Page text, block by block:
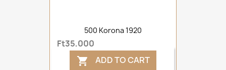
500 Korona 1920
Ft35,000
 ADD TO CART